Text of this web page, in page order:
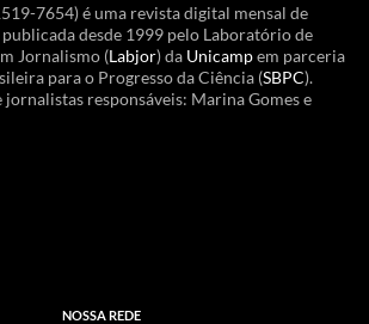
7654) é uma revista digital mensal de
desde 1999 pelo Laboratório de
Jornalismo (Labjor) da Unicampem parceria
para o Progresso da Ciência (SBPC).
jornalistas responsáveis: Marina Gomes e
NOSSA REDE